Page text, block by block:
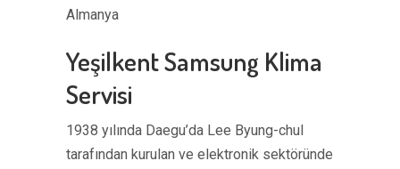
Almanya
Yeşilkent Samsung Klima
Servisi
1938 yılında Daegu’da Lee Byung-chul
tarafından kurulan ve elektronik sektöründe